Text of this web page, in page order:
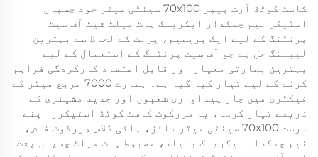
کاسٹ کوٹڈ آرٹ پیپر 70x100 سینٹی میٹر خود چسپاں
اسٹیکر نیم چمکدار ایکریلک ہاٹ میلٹ شیٹ آف سیٹ
پرنٹنگ کے لیے ایک پریمیم، پرنٹ کے لحاظ سے بہترین
لیبلنگ حل ہے جو آف سیٹ پرنٹنگ کے استعمال کے لیے
بہترین بصارتی معیار اور قابل اعتماد کارکردگی فراہم
کرنے کے لیے تیار کیا گیا ہے۔ ہمارے 7000 مربع میٹر کے
فیکٹری میں چار پیداواری شعبوں اور جدید مشینری کے
ذریعے تیار کردہ، یہ مِررکوٹ کاسٹ کوٹڈ اسٹیکرز اپنے
درست 70x100 سینٹی میٹر سائز، ہائی گلاس مِررکوٹ فنش،
نیم چمکدار ایکریلک بنیاد، مضبوط ہاٹ میلٹ چسپاں پشت